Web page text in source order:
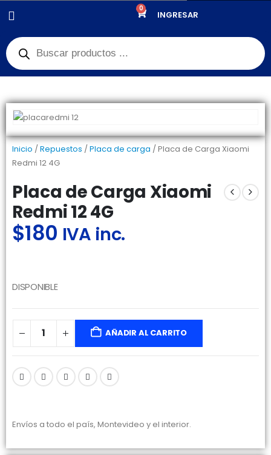
0
INGRESAR
PLACA DE CARGA
Inicio /Repuestos /Placa de carga / Placa de Carga Xiaomi
Redmi 12 4G
Placa de Carga Xiaomi
Redmi 12 4G
$180 IVA inc.
DISPONIBLE
AÑADIR AL CARRITO
Envíos a todo el país, Montevideo y el interior.